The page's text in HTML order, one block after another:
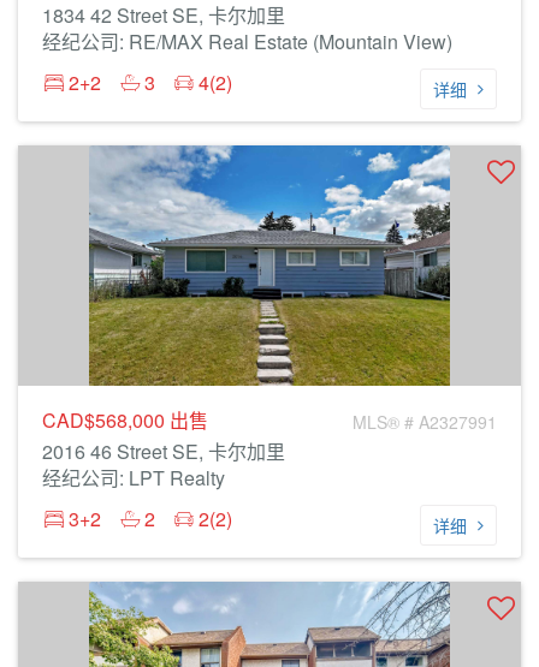
1834 42 Street SE, 卡尔加里
经纪公司: RE/MAX Real Estate (Mountain View)
2+2
3 4(2) 详细
CAD$568,000 出售 MLS® # A2327991
2016 46 Street SE, 卡尔加里
经纪公司: LPT Realty
3+2
2 2(2) 详细